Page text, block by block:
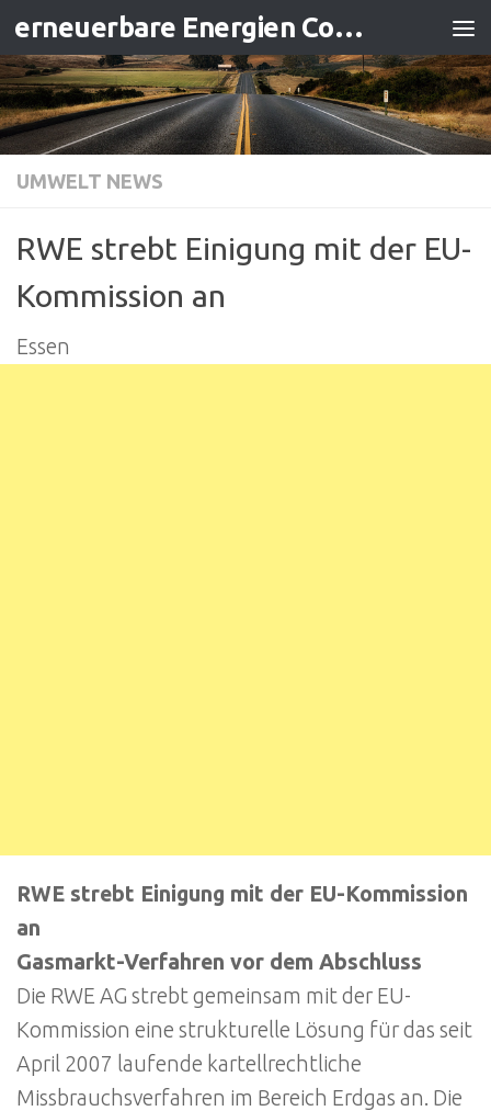
Zum Inhalt springen erneuerbare Energien Contracting
UMWELT NEWS
RWE strebt Einigung mit der EU-
Kommission an
Essen
RWE strebt Einigung mit der EU-Kommission
an
Gasmarkt-Verfahren vor dem Abschluss
Die RWE AG strebt gemeinsam mit der EU-
Kommission eine strukturelle Lösung für das seit
April 2007 laufende kartellrechtliche
Missbrauchsverfahren im Bereich Erdgas an. Die